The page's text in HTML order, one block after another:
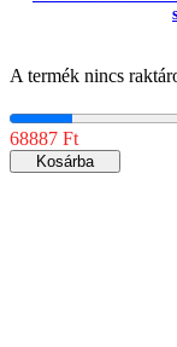
A termék nincs
68887 Ft
Kosárba